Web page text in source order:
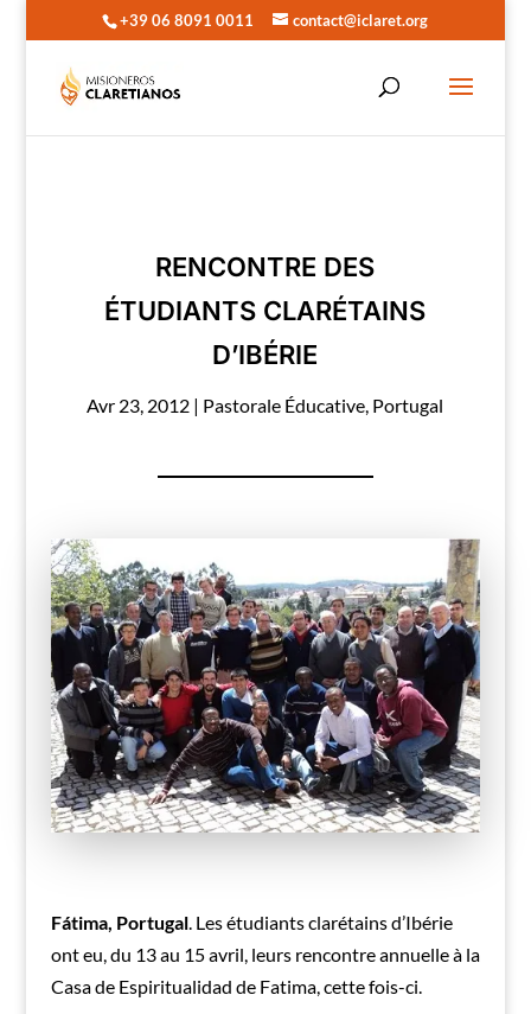
+39 06 8091 0011 contact@iclaret.org
RENCONTRE DES
ÉTUDIANTS CLARÉTAINS
D’IBÉRIE
Avr 23, 2012 | Pastorale Éducative, Portugal
Fátima, Portugal. Les étudiants clarétains d’Ibérie
ont eu, du 13 au 15 avril, leurs rencontre annuelle à la
Casa de Espiritualidad de Fatima, cette fois-ci.